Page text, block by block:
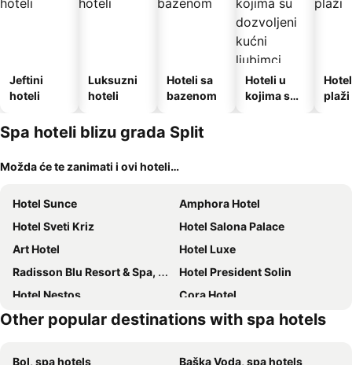
Jeftini
hoteli
Luksuzni
hoteli
Hoteli sa
bazenom
Hoteli u
kojima su
plaži
Spa hoteli blizu grada Split
Možda će te zanimati i ovi hoteli…
Hotel Sunce
Amphora Hotel
Hotel Sveti Kriz
Hotel Salona Palace
Art Hotel
Hotel Luxe
Radisson Blu Resort & Spa, Split
Hotel President Solin
Hotel Nestos
Cora Hotel
Hotel Split
Hotel Park
Other popular destinations with spa hotels
Bol, spa hotels
Baška Voda, spa hotels